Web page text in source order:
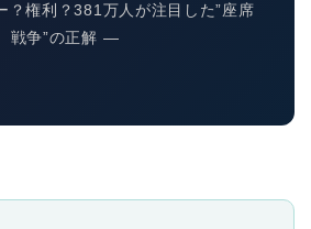
権利？381万人が注目した”座席
戦争”の正解 ―